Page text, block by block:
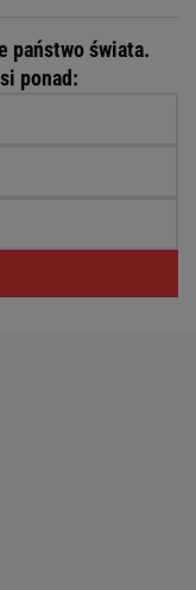
państwo świata.
ponad: